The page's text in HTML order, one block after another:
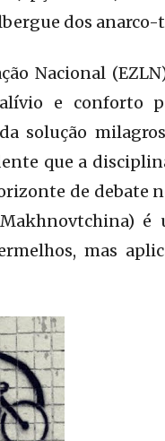
dos
Nacional
e conforto
solução
que a
de debate
mas